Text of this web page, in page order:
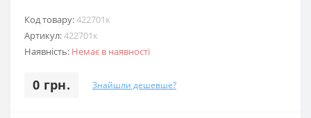
Код товару:422701к
Артикул:422701к
Наявність: Немає в наявності
0 грн. Знайшли дешевше?